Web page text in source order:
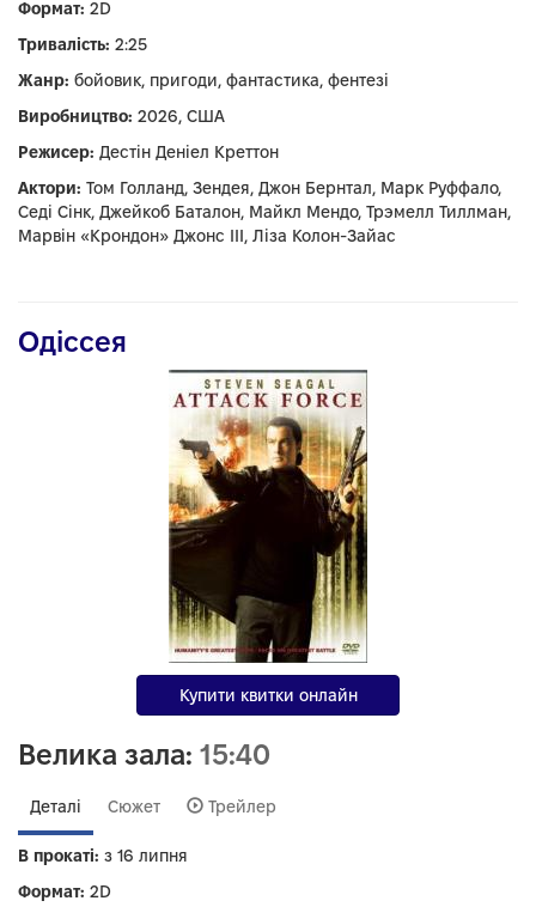
Формат: 2D
Тривалість: 2:25
Жанр: бойовик, пригоди, фантастика, фентезі
Виробництво: 2026, США
Режисер: Дестін Деніел Креттон
Актори: Том Голланд, Зендея, Джон Бернтал, Марк Руффало,
Седі Сінк, Джейкоб Баталон, Майкл Мендо, Трэмелл Тиллман,
Марвін «Крондон» Джонс III, Ліза Колон-Зайас
Одіссея
Купити квитки онлайн
Велика зала: 15:40
Деталі Сюжет Трейлер
В прокаті: з 16 липня
Формат: 2D